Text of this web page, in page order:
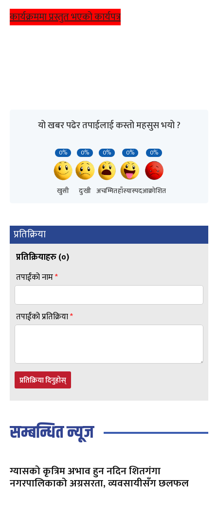
कार्यक्रममा प्रस्तुत भएको कार्यपत्र
यो खबर पढेर तपाईलाई कस्तो महसुस भयो ?
0%
खुसी
0%
दुःखी
0%
अचम्मित
0%
हाँस्यास्पद
0%
आक्रोशित
प्रतिक्रिया
प्रतिक्रियाहरु (०)
तपाईंको नाम*
तपाईंको प्रतिक्रिया*
प्रतिक्रिया दिनुहोस्
सम्बन्धित न्यूज
ग्यासको कृत्रिम अभाव हुन नदिन शितगंगा
नगरपालिकाको अग्रसरता, व्यवसायीसँग छलफल